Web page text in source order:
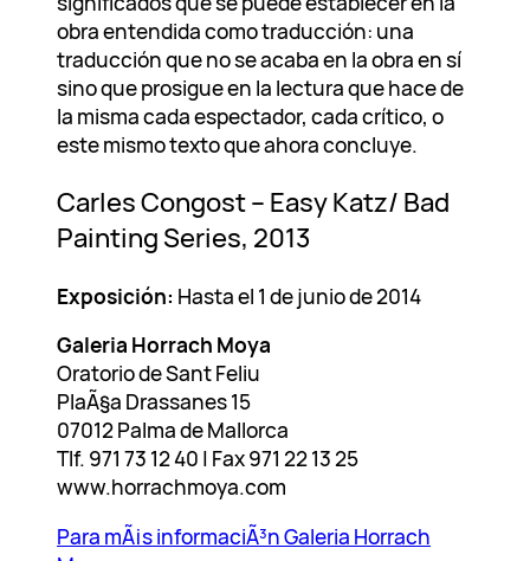
obra entendida como traducción: una
traducción que no se acaba en la obra en sí
sino que prosigue en la lectura que hace de
la misma cada espectador, cada crítico, o
este mismo texto que ahora concluye.
Carles Congost – Easy Katz/ Bad
Painting Series, 2013
Exposición: Hasta el 1 de junio de 2014
Galeria Horrach Moya
Oratorio de Sant Feliu
PlaÃ§a Drassanes 15
07012 Palma de Mallorca
Tlf. 971 73 12 40 | Fax 971 22 13 25
www.horrachmoya.com
Para mÃ¡s informaciÃ³n Galeria Horrach